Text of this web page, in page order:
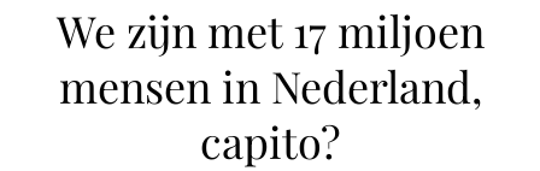
We zijn met 17 miljoen
mensen in Nederland,
capito?